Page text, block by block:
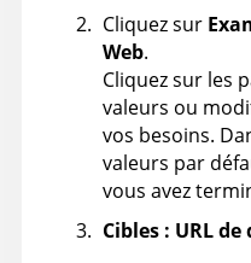
Cliquez sur
Web.
Cliquez sur les
valeurs ou
vos besoins.
valeurs par
vous avez
Cibles : URL